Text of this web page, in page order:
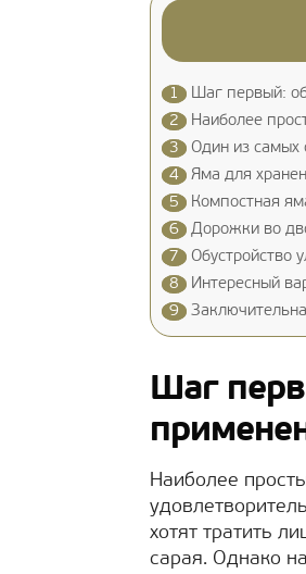
1
Шаг первый:
2
Наиболее
3
Один из самых
4
Яма для
5
Компостная
6
Дорожки во
7
Обустройство
8
Интересный
9
Шаг
Наиболее
хотят тратить
сарая. Однако